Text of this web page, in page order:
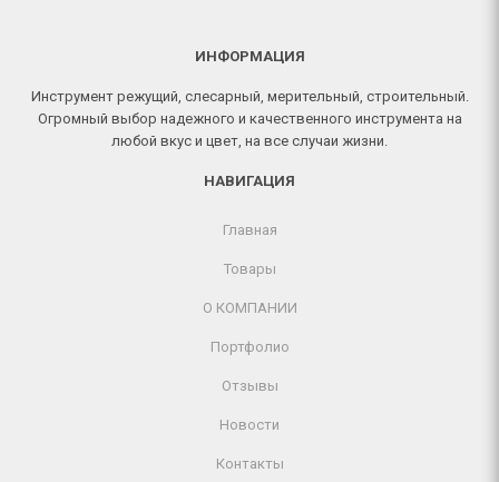
ИНФОРМАЦИЯ
Инструмент режущий, слесарный, мерительный, строительный.
Огромный выбор надежного и качественного инструмента на
любой вкус и цвет, на все случаи жизни.
НАВИГАЦИЯ
Главная
Товары
О КОМПАНИИ
Портфолио
Отзывы
Новости
Контакты